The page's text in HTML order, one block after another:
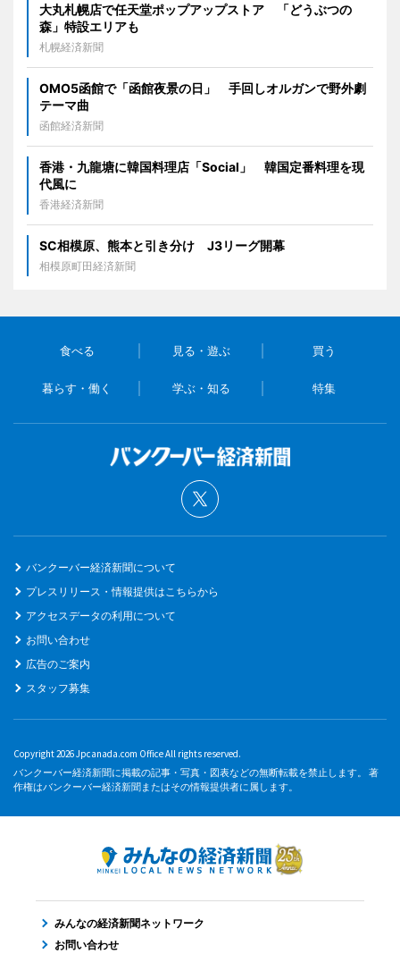
大丸札幌店で任天堂ポップアップストア 「どうぶつの
森」特設エリアも
札幌経済新聞
OMO5函館で「函館夜景の日」 手回しオルガンで野外劇
テーマ曲
函館経済新聞
香港・九龍塘に韓国料理店「Social」 韓国定番料理を現
代風に
香港経済新聞
SC相模原、熊本と引き分け J3リーグ開幕
相模原町田経済新聞
食べる 見る・遊ぶ 買う
暮らす・働く 学ぶ・知る 特集
バンクーバー経済新聞について
プレスリリース・情報提供はこちらから
アクセスデータの利用について
お問い合わせ
広告のご案内
スタッフ募集
Copyright 2026 Jpcanada.com Office All rights reserved.
バンクーバー経済新聞に掲載の記事・写真・図表などの無断転載を禁止します。 著
作権はバンクーバー経済新聞またはその情報提供者に属します。
みんなの経済新聞ネットワーク
お問い合わせ